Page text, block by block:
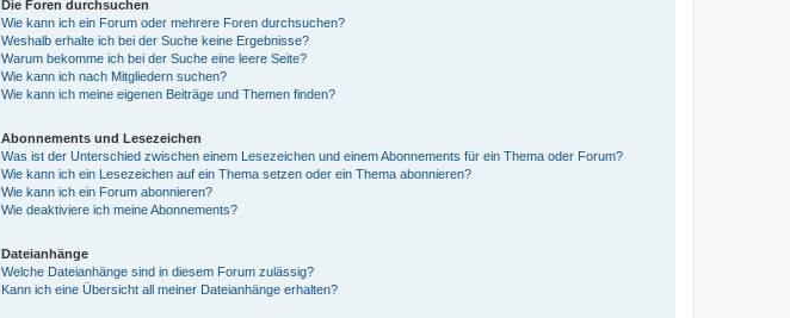
Die Foren durchsuchen
Wie kann ich ein Forum oder mehrere Foren durchsuchen?
Weshalb erhalte ich bei der Suche keine Ergebnisse?
Warum bekomme ich bei der Suche eine leere Seite?
Wie kann ich nach Mitgliedern suchen?
Wie kann ich meine eigenen Beiträge und Themen finden?
Abonnements und Lesezeichen
Was ist der Unterschied zwischen einem Lesezeichen und einem Abonnements für ein Thema oder Forum?
Wie kann ich ein Lesezeichen auf ein Thema setzen oder ein Thema abonnieren?
Wie kann ich ein Forum abonnieren?
Wie deaktiviere ich meine Abonnements?
Dateianhänge
Welche Dateianhänge sind in diesem Forum zulässig?
Kann ich eine Übersicht all meiner Dateianhänge erhalten?